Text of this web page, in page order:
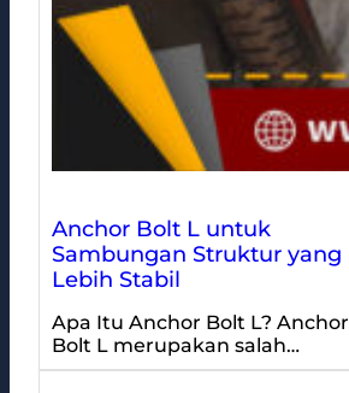
Anchor Bolt L untuk
Sambungan Struktur yang
Lebih Stabil
Apa Itu Anchor Bolt L? Anchor
Bolt L merupakan salah…